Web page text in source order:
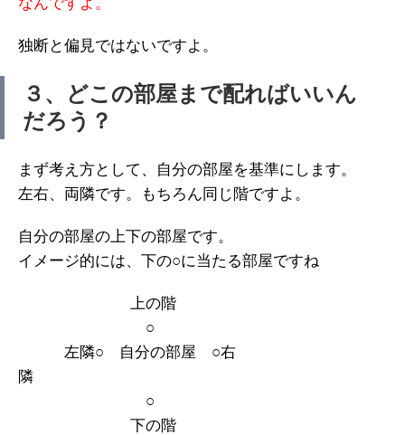
独断と偏見ではないですよ。
３、どこの部屋まで配ればいいん
だろう？
まず考え方として、自分の部屋を基準にします。
左右、両隣です。もちろん同じ階ですよ。
自分の部屋の上下の部屋です。
イメージ的には、下の○に当たる部屋ですね
上の階
○
左隣○ 自分の部屋 ○右
隣
○
下の階